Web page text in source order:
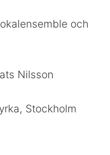
och
Nilsson
Stockholm